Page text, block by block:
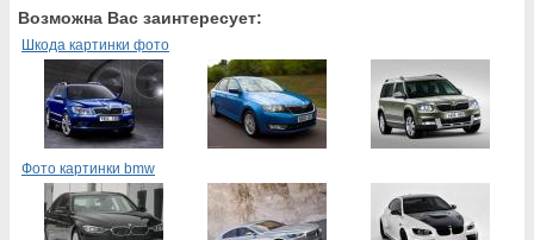
Возможна Вас заинтересует:
Шкода картинки фото
Фото картинки bmw